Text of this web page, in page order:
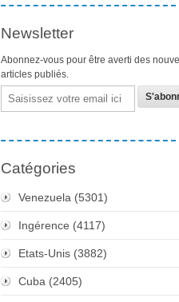
Newsletter
Abonnez-vous pour être averti des
articles publiés.
Email
Catégories
Venezuela (5301)
Ingérence (4117)
Etats-Unis (3882)
Cuba (2405)